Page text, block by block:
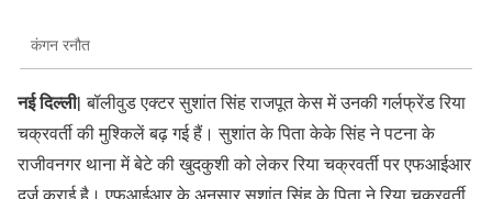
कंगन रनौत
नई दिल्ली|बॉलीवुड एक्टर सुशांत सिंह राजपूत केस में उनकी गर्लफ्रेंड रिया
चक्रवर्ती की मुश्किलें बढ़ गई हैं। सुशांत के पिता केके सिंह ने पटना के
राजीवनगर थाना में बेटे की खुदकुशी को लेकर रिया चक्रवर्ती पर एफआईआर
दर्ज कराई है। एफआईआर के अनुसार सुशांत सिंह के पिता ने रिया चक्रवर्ती